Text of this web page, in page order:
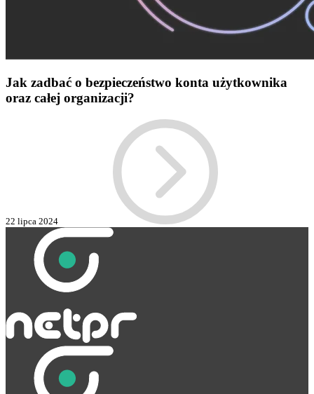
Jak zadbać o bezpieczeństwo konta użytkownika
oraz całej organizacji?
22 lipca 2024